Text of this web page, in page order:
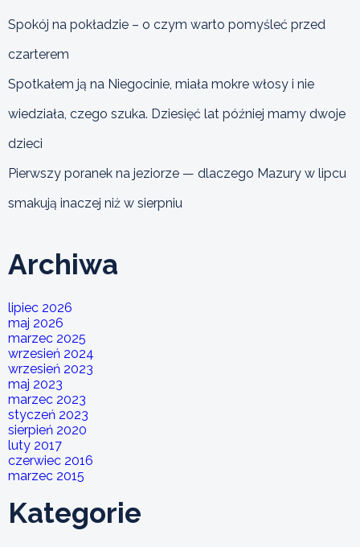
Spokój na pokładzie – o czym warto pomyśleć przed
czarterem
Spotkałem ją na Niegocinie, miała mokre włosy i nie
wiedziała, czego szuka. Dziesięć lat później mamy dwoje
dzieci
Pierwszy poranek na jeziorze — dlaczego Mazury w lipcu
smakują inaczej niż w sierpniu
Archiwa
lipiec 2026
maj 2026
marzec 2025
wrzesień 2024
wrzesień 2023
maj 2023
marzec 2023
styczeń 2023
sierpień 2020
luty 2017
czerwiec 2016
marzec 2015
Kategorie